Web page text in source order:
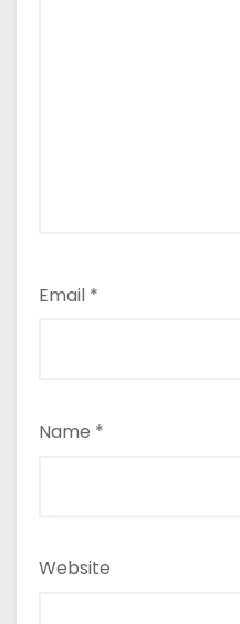
Email *
Name *
Website